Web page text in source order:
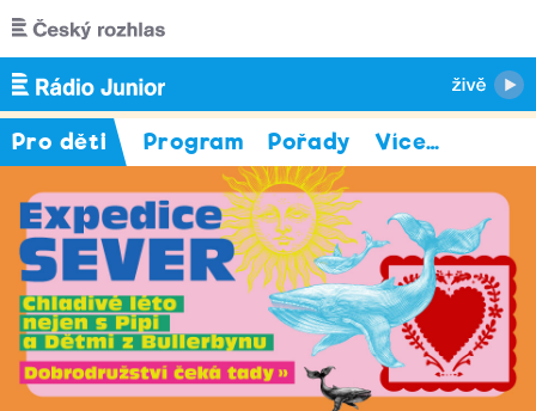
Přejít k hlavnímu obsahu
Pro děti Program Pořady Více…